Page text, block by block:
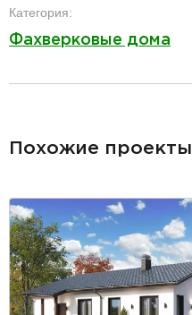
Категория:
Фахверковые дома
Похожие проекты